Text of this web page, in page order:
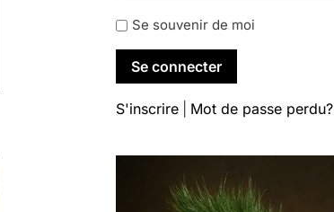
Se souvenir de moi
S'inscrire Mot de passe perdu?